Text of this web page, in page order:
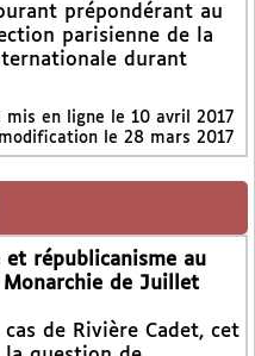
prépondérant au
parisienne de la
durant
mis en ligne le 10 avril 2017
le 28 mars 2017
et républicanisme au
de Juillet
de Rivière Cadet, cet